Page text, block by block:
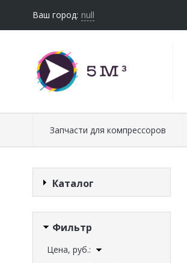
Ваш город: null
Запчасти для компрессоров
Каталог
Фильтр
Цена, руб.: